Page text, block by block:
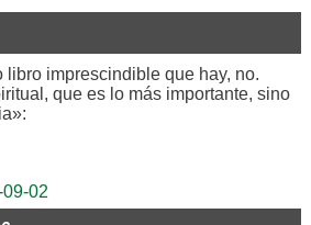
libro imprescindible que hay, no.
que es lo más importante, sino